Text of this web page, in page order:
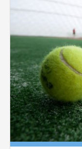
Cookies, které
Naším cílem je,
zůstala prázdná
přiřazeny do
uvedených výše.